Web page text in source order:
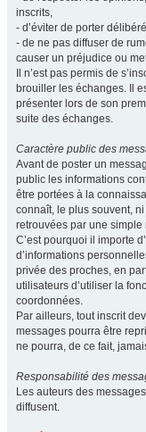
inscrits,
- d’éviter de porter
- de ne pas diffuser de
causer un préjudice ou
Il n’est pas permis de
brouiller les échanges. Il
présenter lors de son
suite des échanges.
Caractère public des
Avant de poster un
public les informations
être portées à la
connaît, le plus souvent,
retrouvées par une
C’est pourquoi il importe
d’informations
privée des proches, en
utilisateurs d’utiliser la
coordonnées.
Par ailleurs, tout inscrit
messages pourra être
ne pourra, de ce fait,
Responsabilité des
Les auteurs des
diffusent.